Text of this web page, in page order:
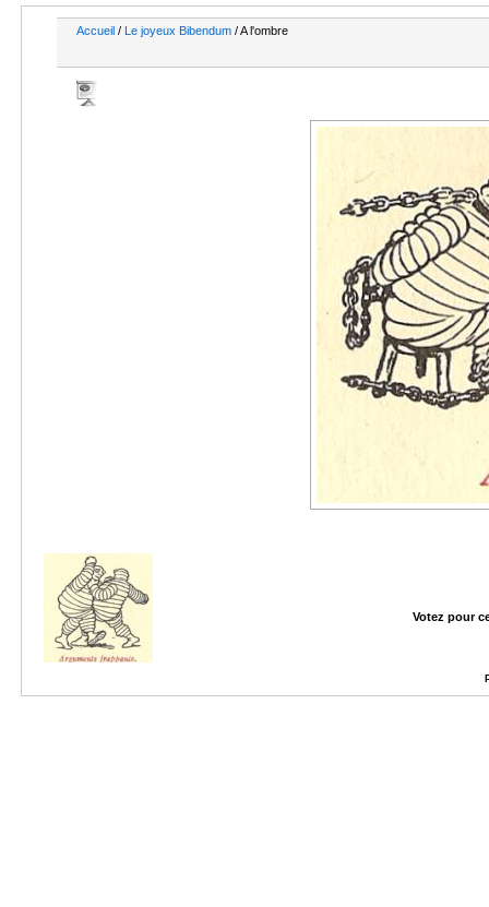
Accueil / Le joyeux Bibendum / A l'ombre
Votez pour